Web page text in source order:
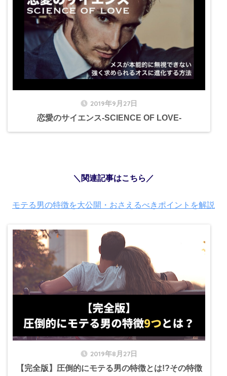
2019年9月27日
恋愛のサイエンス-SCIENCE OF LOVE-
＼関連記事はこちら／
モテる男の特徴を大公開・おさえるべきポイントを解説
2019年8月27日
【完全版】圧倒的にモテる男の特徴とは!?その特徴